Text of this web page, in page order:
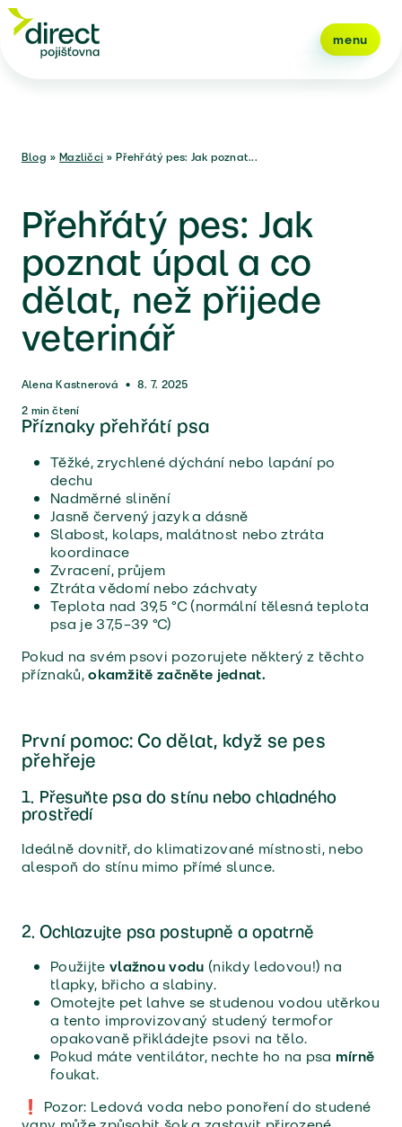
menu
Blog » Mazličci » Přehřátý pes: Jak poznat...
Přehřátý pes: Jak
poznat úpal a co
dělat, než přijede
veterinář
Alena Kastnerová • 8. 7. 2025
2 min čtení
Příznaky přehřátí psa
Těžké, zrychlené dýchání nebo lapání po
dechu
Nadměrné slinění
Jasně červený jazyk a dásně
Slabost, kolaps, malátnost nebo ztráta
koordinace
Zvracení, průjem
Ztráta vědomí nebo záchvaty
Teplota nad 39,5 °C (normální tělesná teplota
psa je 37,5–39 °C)
Pokud na svém psovi pozorujete některý z těchto
příznaků,okamžitě začněte jednat.
První pomoc: Co dělat, když se pes
přehřeje
1. Přesuňte psa do stínu nebo chladného
prostředí
Ideálně dovnitř, do klimatizované místnosti, nebo
alespoň do stínu mimo přímé slunce.
2. Ochlazujte psa postupně a opatrně
Použijte vlažnou vodu (nikdy ledovou!) na
tlapky, břicho a slabiny.
Omotejte pet lahve se studenou vodou utěrkou
a tento improvizovaný studený termofor
opakovaně přikládejte psovi na tělo.
Pokud máte ventilátor, nechte ho na psa mírně
foukat.
❗ Pozor: Ledová voda nebo ponoření do studené